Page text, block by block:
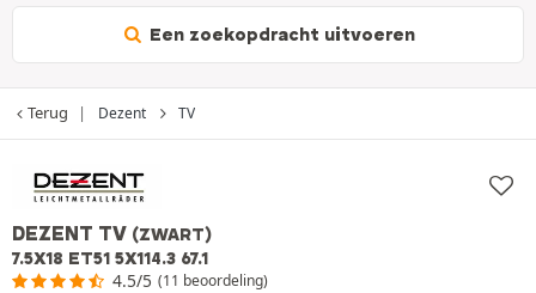
Een zoekopdracht uitvoeren
Terug Dezent TV
DEZENT TV (ZWART)
7.5X18 ET51 5X114.3 67.1
4.5/5 (11 beoordeling)